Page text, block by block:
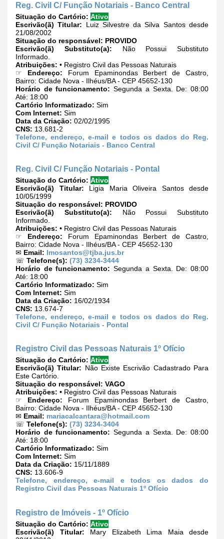
Reg. Civil C/ Função Notariais - Banco Central
Situação do Cartório: Ativo
Escrivão(ã) Titular: Luiz Silvestre da Silva Santos desde
21/08/2002
Situação do responsável: PROVIDO
Escrivão(ã) Substituto(a): Não Possui Substituto
Informado.
Atribuições: • Registro Civil das Pessoas Naturais
☞ Endereço: Forum Epaminondas Berbert de Castro,
Bairro: Cidade Nova - Ilhéus/BA - CEP 45652-130
Horário de funcionamento: Segunda a Sexta. De: 08:00
Até: 18:00
Cartório Informatizado: Sim
Com Internet: Sim
Data da Criação: 02/02/1995
CNS: 13.681-2
Telefone, endereço, e-mail e todos os dados do Reg.
Civil C/ Função Notariais - Banco Central
Reg. Civil C/ Função Notariais - Pontal
Situação do Cartório: Ativo
Escrivão(ã) Titular: Ligia Maria Oliveira Santos desde
10/05/1999
Situação do responsável: PROVIDO
Escrivão(ã) Substituto(a): Não Possui Substituto
Informado.
Atribuições: • Registro Civil das Pessoas Naturais
☞ Endereço: Forum Epaminondas Berbert de Castro,
Bairro: Cidade Nova - Ilhéus/BA - CEP 45652-130
✉ Email: lmosantos@tjba.jus.br
☏ Telefone(s): (73) 3234-3444
Horário de funcionamento: Segunda a Sexta. De: 08:00
Até: 18:00
Cartório Informatizado: Sim
Com Internet: Sim
Data da Criação: 16/02/1934
CNS: 13.674-7
Telefone, endereço, e-mail e todos os dados do Reg.
Civil C/ Função Notariais - Pontal
Registro Civil das Pessoas Naturais 1º Ofício
Situação do Cartório: Ativo
Escrivão(ã) Titular: Não Existe Escrivão Cadastrado Para
Este Cartório.
Situação do responsável: VAGO
Atribuições: • Registro Civil das Pessoas Naturais
☞ Endereço: Forum Epaminondas Berbert de Castro,
Bairro: Cidade Nova - Ilhéus/BA - CEP 45652-130
✉ Email: mariacalcantara@hotmail.com
☏ Telefone(s): (73) 3234-3404
Horário de funcionamento: Segunda a Sexta. De: 08:00
Até: 18:00
Cartório Informatizado: Sim
Com Internet: Sim
Data da Criação: 15/11/1889
CNS: 13.606-9
Telefone, endereço, e-mail e todos os dados do
Registro Civil das Pessoas Naturais 1º Ofício
Registro de Imóveis - 1º Ofício
Situação do Cartório: Ativo
Escrivão(ã) Titular: Mary Elizabeth Lima Maia desde